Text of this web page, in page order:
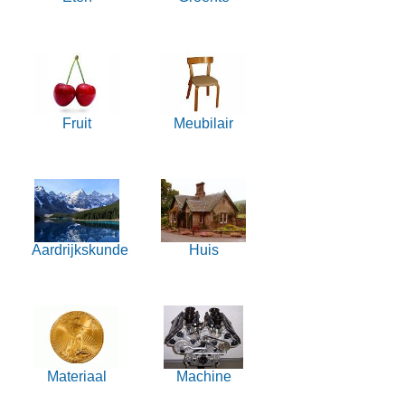
Fruit Meubilair
Aardrijkskunde Huis
Materiaal Machine